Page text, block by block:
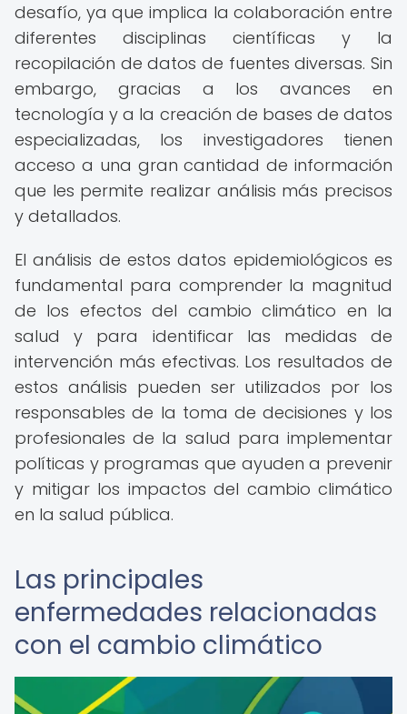
desafío, ya que implica la colaboración entre
diferentes disciplinas científicas y la
recopilación de datos de fuentes diversas. Sin
embargo, gracias a los avances en
tecnología y a la creación de bases de datos
especializadas, los investigadores tienen
acceso a una gran cantidad de información
que les permite realizar análisis más precisos
y detallados.
El análisis de estos datos epidemiológicos es
fundamental para comprender la magnitud
de los efectos del cambio climático en la
salud y para identificar las medidas de
intervención más efectivas. Los resultados de
estos análisis pueden ser utilizados por los
responsables de la toma de decisiones y los
profesionales de la salud para implementar
políticas y programas que ayuden a prevenir
y mitigar los impactos del cambio climático
en la salud pública.
Las principales
enfermedades relacionadas
con el cambio climático